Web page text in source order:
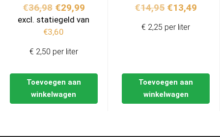
€36,98 Oorspronkelijke
prijs
was:
€29,99Huidige
prijs
excl. statiegeld van
€3,60
Toevoegen aan
winkelwagen
€ 2,50 per liter
€14,95
was:
€13,49
Toevoegen aan
winkelwagen
€ 2,25 per liter